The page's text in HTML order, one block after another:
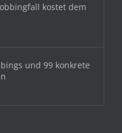
kostet dem
und 99 konkrete